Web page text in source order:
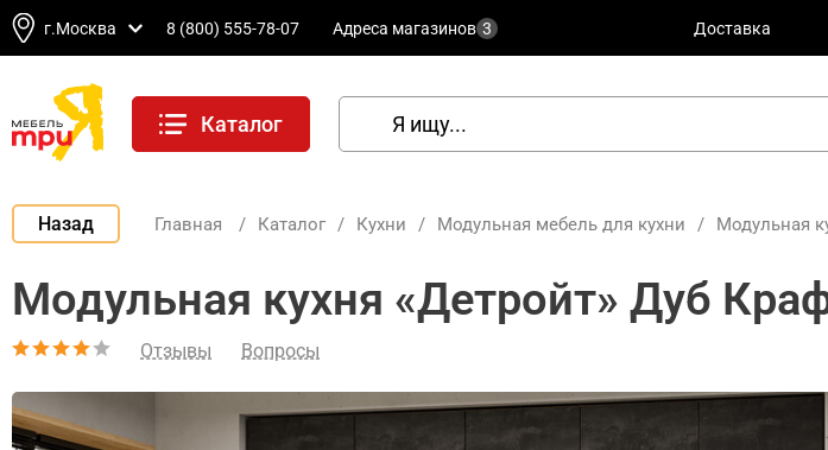
г.Москва 8 (800) 555-78-07 Адреса магазинов 3 Доставка
Каталог
Назад Главная / Каталог / Кухни / Модульная мебель для кухни / Модульная
Модульная кухня «Детройт» Дуб
Отзывы Вопросы